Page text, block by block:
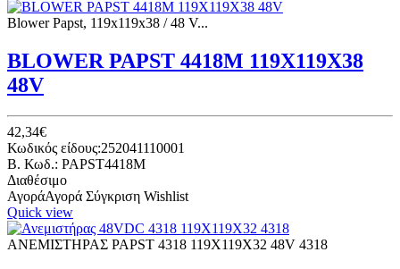
Blower Papst, 119x119x38 / 48 V...
BLOWER PAPST 4418Μ 119Χ119Χ38
48V
42,34€
Κωδικός είδους:252041110001
B. Κωδ.: PAPST4418M
Διαθέσιμο
ΑγοράΑγορά Σύγκριση Wishlist
Quick view
ΑΝΕΜΙΣΤΗΡΑΣ PAPST 4318 119Χ119Χ32 48V 4318